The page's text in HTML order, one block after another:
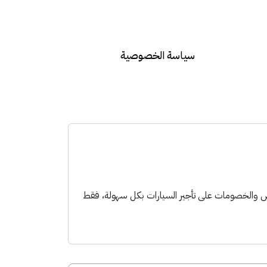
سياسة الخصوصية
على تأجير السيارات بكل سهولة، فقط